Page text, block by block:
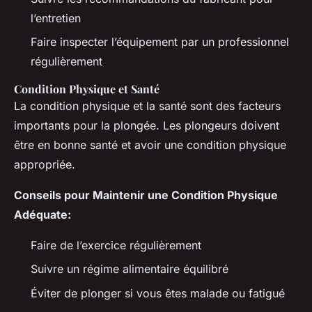
l’entretien
Faire inspecter l’équipement par un professionnel
régulièrement
Condition Physique et Santé
La condition physique et la santé sont des facteurs
importants pour la plongée. Les plongeurs doivent
être en bonne santé et avoir une condition physique
appropriée.
Conseils pour Maintenir une Condition Physique
Adéquate:
Faire de l’exercice régulièrement
Suivre un régime alimentaire équilibré
Éviter de plonger si vous êtes malade ou fatigué